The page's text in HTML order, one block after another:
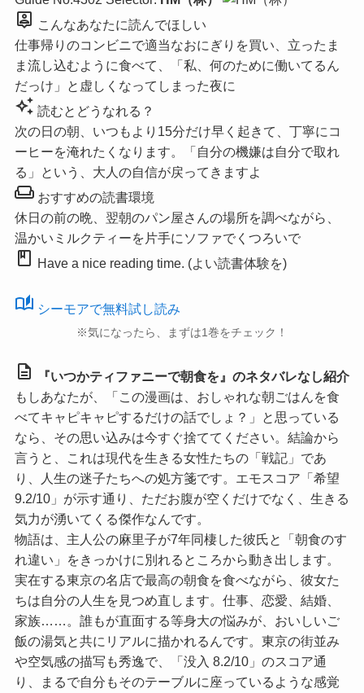
person_pin
こんなあなたに読んでほしい
仕事帰りのコンビニで適当なおにぎりを買い、立ったま
ま流し込むように食べて、「私、何のために働いてるん
だっけ」と虚しくなってしまった夜に
auto_awesome 読むとどうなれる？
次の日の朝、いつもより15分だけ早く起きて、丁寧にコ
ーヒーを淹れたくなります。「自分の機嫌は自分で取れ
る」という、大人の自信が戻ってきますよ
weekendおすすめの読書環境
休日の前の晩、翌朝のパン屋さんの場所を調べながら、
温かいミルクティーを片手にソファでくつろいで
book Have a nice reading time. (よい読書体験を)
auto_stories シーモアで無料試し読み
※気になったら、まずは1巻をチェック！
description
『いつかティファニーで朝食を』のネタバレなし紹介
もしあなたが、「この漫画は、おしゃれな朝ごはんを食
べてキャピキャピするだけの話でしょ？」と思っている
なら、その思い込みは今すぐ捨ててください。結論から
言うと、これは現代を生きる女性たちの「戦記」であ
り、人生の迷子たちへの処方箋です。
エモスコア「希望
9.2/10」 が示す通り、ただお腹が空くだけでなく、生きる
気力が湧いてくる傑作なんです。
物語は、主人公の麻里子が7年同棲した彼氏と「朝食のす
れ違い」をきっかけに別れるところから動き出します。
実在する東京の名店で最高の朝食を食べながら、彼女た
ちは自分の人生を見つめ直します。仕事、恋愛、結婚、
家族……。誰もが直面する等身大の悩みが、おいしいご
飯の湯気と共にリアルに描かれるんです。東京の街並み
や空気感の描写も秀逸で、
「没入 8.2/10」 のスコア通
り、まるで自分もそのテーブルに座っているような感覚